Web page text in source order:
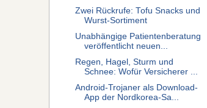
Zwei Rückrufe: Tofu Snacks und
Wurst-Sortiment
Unabhängige Patientenberatung
veröffentlicht neuen...
Regen, Hagel, Sturm und
Schnee: Wofür Versicherer ...
Android-Trojaner als Download-
App der Nordkorea-Sa...